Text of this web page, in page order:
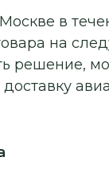
в
на
решение,